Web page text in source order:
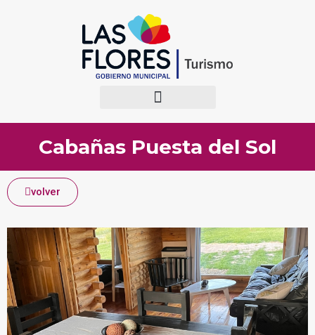
Cabañas Puesta del Sol
volver